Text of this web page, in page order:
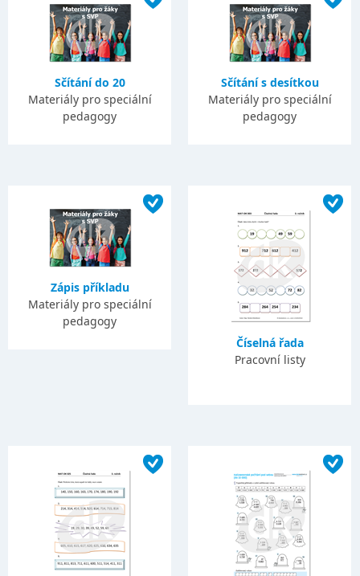
Sčítání do 20
Materiály pro speciální
pedagogy
Sčítání s desítkou
Materiály pro speciální
pedagogy
Zápis příkladu
Materiály pro speciální
pedagogy
Číselná řada
Pracovní listy